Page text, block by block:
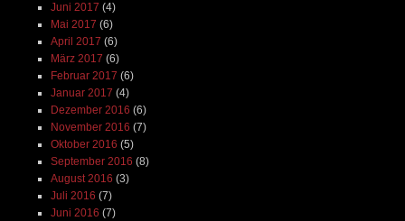
Juni 2017 (4)
Mai 2017 (6)
April 2017 (6)
März 2017 (6)
Februar 2017 (6)
Januar 2017 (4)
Dezember 2016 (6)
November 2016 (7)
Oktober 2016 (5)
September 2016 (8)
August 2016 (3)
Juli 2016 (7)
Juni 2016 (7)